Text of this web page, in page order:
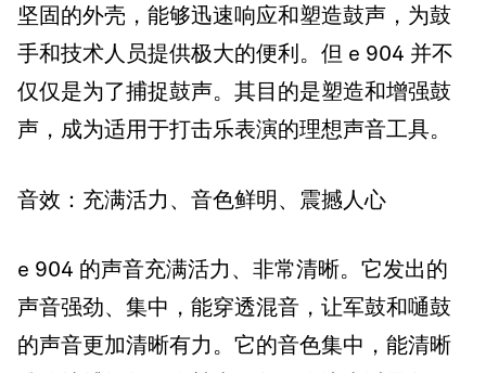
坚固的外壳，能够迅速响应和塑造鼓声，为鼓
手和技术人员提供极大的便利。但 e 904 并不
仅仅是为了捕捉鼓声。其目的是塑造和增强鼓
声，成为适用于打击乐表演的理想声音工具。
音效：充满活力、音色鲜明、震撼人心
e 904 的声音充满活力、非常清晰。它发出的
声音强劲、集中，能穿透混音，让军鼓和嗵鼓
的声音更加清晰有力。它的音色集中，能清晰